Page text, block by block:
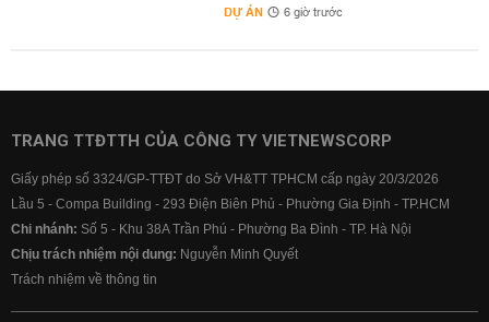
DỰ ÁN 6 giờ trước
TRANG TTĐTTH CỦA CÔNG TY VIETNEWSCORP
Giấy phép số 3324/GP-TTĐT do Sở VH&TT TPHCM cấp ngày 20/3/2026
Lầu 5 - Compa Building - 293 Điện Biên Phủ - Phường Gia Định - TP.HCM
Chi nhánh: Số 5 - Khu 38A Trần Phú - Phường Ba Đình - TP. Hà Nội
Chịu trách nhiệm nội dung: Nguyễn Minh Quyết
Trách nhiệm về thông tin